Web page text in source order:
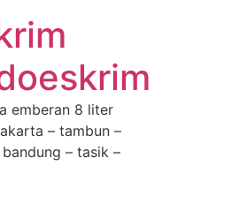
emberan 8 liter
– tambun –
– tasik –